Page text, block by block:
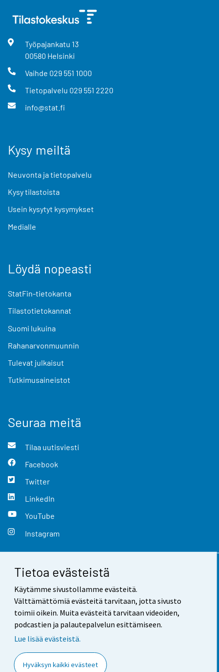
Tietoa evästeistä
Käytämme sivustollamme evästeitä.
Välttämättömiä evästeitä tarvitaan, jotta sivusto
toimii oikein. Muita evästeitä tarvitaan videoiden,
podcastien ja palautepalvelun esittämiseen.
Lue lisää evästeistä.
Hyväksyn kaikki evästeet
Työpajankatu 13
00580 Helsinki
Vaihde 029 551 1000
Tietopalvelu 029 551 2220
info@stat.fi
Kysy meiltä
Neuvonta ja tietopalvelu
Kysy tilastoista
Usein kysytyt kysymykset
Medialle
Löydä nopeasti
StatFin-tietokanta
Tilastotietokannat
Suomi lukuina
Rahanarvonmuunnin
Tulevat julkaisut
Tutkimusaineistot
Seuraa meitä
Tilaa uutisviesti
Facebook
Twitter
LinkedIn
YouTube
Instagram
Yhteystiedot
Palaute
Käyttöehdot
Saavutettavuus